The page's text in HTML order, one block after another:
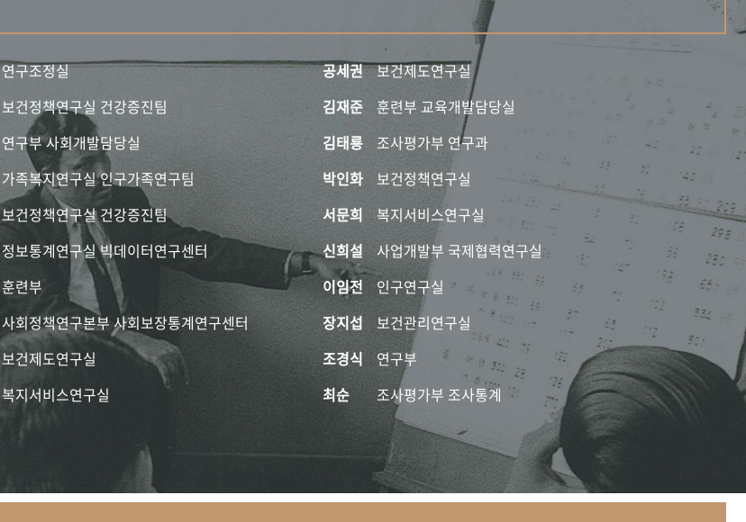
연구조정실 공세권
보건제도연구실
보건정책연구실 건강증진팀 김재준
훈련부 교육개발담당실
연구부 사회개발담당실 김태룡
조사평가부 연구과
가족복지연구실 인구가족연구팀 박인화
보건정책연구실
보건정책연구실 건강증진팀 서문희
복지서비스연구실
정보통계연구실 빅데이터연구센터 신희설
사업개발부 국제협력연구실
훈련부 이임전
인구연구실
사회정책연구본부 사회보장통계연구센터 장지섭
보건관리연구실
보건제도연구실 조경식
연구부
복지서비스연구실 최순
조사평가부 조사통계